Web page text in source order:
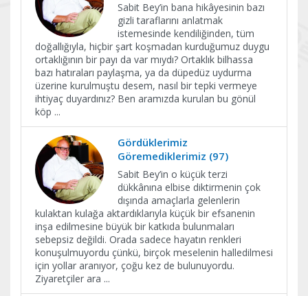
Sabit Bey’in bana hikâyesinin bazı
gizli taraflarını anlatmak
istemesinde kendiliğinden, tüm
doğallığıyla, hiçbir şart koşmadan kurduğumuz duygu
ortaklığının bir payı da var mıydı? Ortaklık bilhassa
bazı hatıraları paylaşma, ya da düpedüz uydurma
üzerine kurulmuştu desem, nasıl bir tepki vermeye
ihtiyaç duyardınız? Ben aramızda kurulan bu gönül
köp ...
Gördüklerimiz
Göremediklerimiz (97)
Sabit Bey’in o küçük terzi
dükkânına elbise diktirmenin çok
dışında amaçlarla gelenlerin
kulaktan kulağa aktardıklarıyla küçük bir efsanenin
inşa edilmesine büyük bir katkıda bulunmaları
sebepsiz değildi. Orada sadece hayatın renkleri
konuşulmuyordu çünkü, birçok meselenin halledilmesi
için yollar aranıyor, çoğu kez de bulunuyordu.
Ziyaretçiler ara ...